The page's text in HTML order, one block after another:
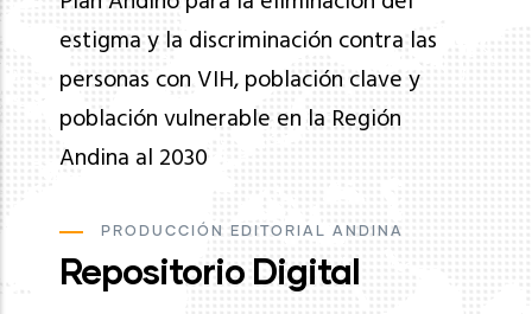
estigma y la discriminación contra las
personas con VIH, población clave y
población vulnerable en la Región
Andina al 2030
PRODUCCIÓN EDITORIAL ANDINA
Repositorio Digital